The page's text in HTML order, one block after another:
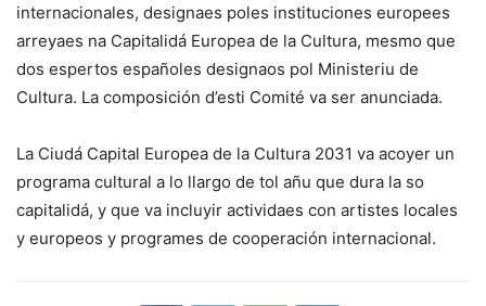
internacionales, designaes poles instituciones europees
arreyaes na Capitalidá Europea de la Cultura, mesmo que
dos espertos españoles designaos pol Ministeriu de
Cultura. La composición d’esti Comité va ser anunciada.
La Ciudá Capital Europea de la Cultura 2031 va acoyer un
programa cultural a lo llargo de tol añu que dura la so
capitalidá, y que va incluyir actividaes con artistes locales
y europeos y programes de cooperación internacional.